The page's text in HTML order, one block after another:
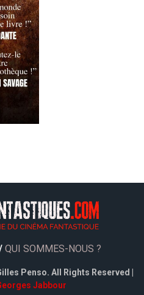
QUI SOMMES-NOUS ?
Penso. All Rights Reserved |
Jabbour